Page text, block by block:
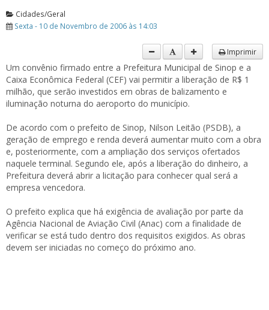
Cidades/Geral
Sexta - 10 de Novembro de 2006 às 14:03
Imprimir
Um convênio firmado entre a Prefeitura Municipal de Sinop e a
Caixa Econômica Federal (CEF) vai permitir a liberação de R$ 1
milhão, que serão investidos em obras de balizamento e
iluminação noturna do aeroporto do município.
De acordo com o prefeito de Sinop, Nilson Leitão (PSDB), a
geração de emprego e renda deverá aumentar muito com a obra
e, posteriormente, com a ampliação dos serviços ofertados
naquele terminal. Segundo ele, após a liberação do dinheiro, a
Prefeitura deverá abrir a licitação para conhecer qual será a
empresa vencedora.
O prefeito explica que há exigência de avaliação por parte da
Agência Nacional de Aviação Civil (Anac) com a finalidade de
verificar se está tudo dentro dos requisitos exigidos. As obras
devem ser iniciadas no começo do próximo ano.